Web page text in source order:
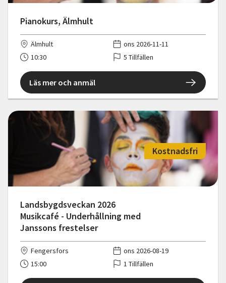
Pianokurs, Älmhult
Älmhult
ons 2026-11-11
10:30
5 Tillfällen
Läs mer och anmäl
Landsbygdsveckan 2026
Musikcafé - Underhållning med
Janssons frestelser
Kostnadsfri
Fengersfors
ons 2026-08-19
15:00
1 Tillfällen